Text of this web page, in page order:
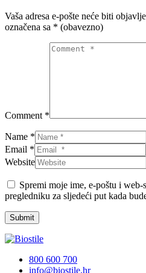
Vaša adresa e-pošte neće biti
označena sa * (obavezno)
Comment *
Name *
Email *
Website
Spremi moje ime, e-poštu i
pregledniku za sljedeći put kada
Submit
800 600 700
info@biostile.hr